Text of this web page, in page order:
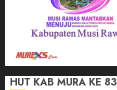
HUT KAB MURA KE 83